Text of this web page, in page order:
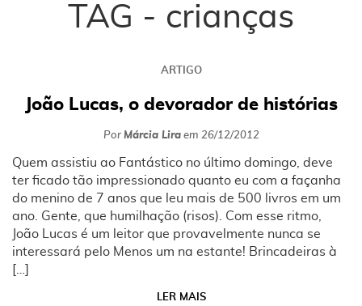
TAG - crianças
ARTIGO
João Lucas, o devorador de histórias
Por Márcia Liraem 26/12/2012
Quem assistiu ao Fantástico no último domingo, deve
ter ficado tão impressionado quanto eu com a façanha
do menino de 7 anos que leu mais de 500 livros em um
ano. Gente, que humilhação (risos). Com esse ritmo,
João Lucas é um leitor que provavelmente nunca se
interessará pelo Menos um na estante! Brincadeiras à
LER MAIS